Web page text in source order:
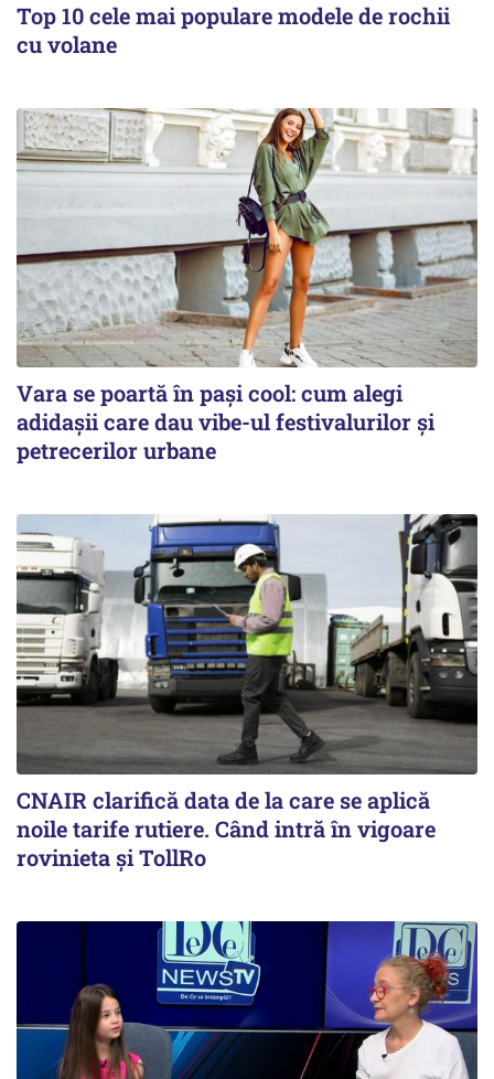
Top 10 cele mai populare modele de rochii
cu volane
Vara se poartă în pași cool: cum alegi
adidașii care dau vibe-ul festivalurilor și
petrecerilor urbane
CNAIR clarifică data de la care se aplică
noile tarife rutiere. Când intră în vigoare
rovinieta și TollRo